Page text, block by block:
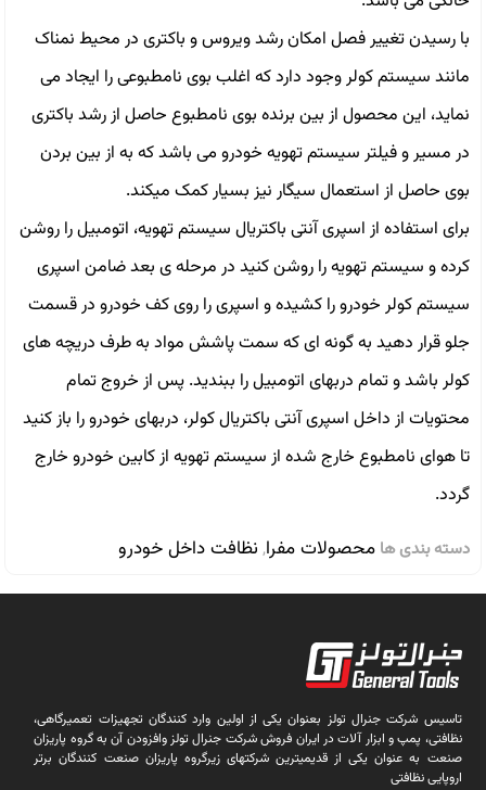
با رسيدن تغيير فصل امكان رشد ويروس و باكترى در محيط نمناک
مانند سيستم كولر وجود دارد كه اغلب بوى نامطبوعى را ايجاد مى
نمايد، اين محصول از بين برنده بوى نامطبوع حاصل از رشد باكترى
در مسير و فيلتر سيستم تهويه خودرو مى باشد كه به از بين بردن
بوى حاصل از استعمال سيگار نيز بسيار کمک ميکند.
برای استفاده از اسپری آنتی باکتریال سیستم تهویه، اتومبیل را روشن
کرده و سیستم تهویه را روشن کنید در مرحله ی بعد ضامن اسپری
سیستم کولر خودرو را کشیده و اسپری را روی کف خودرو در قسمت
جلو قرار دهید به گونه ای که سمت پاشش مواد به طرف دریچه های
کولر باشد و تمام دربهای اتومبیل را ببندید. پس از خروج تمام
محتویات از داخل اسپری آنتی باکتریال کولر، دربهای خودرو را باز کنید
تا هوای نامطبوع خارج شده از سیستم تهویه از کابین خودرو خارج
گردد.
دسته بندی ها محصولات مفرا, نظافت داخل خودرو
تاسیس شرکت جنرال تولز بعنوان یکی از اولین وارد کنندگان تجهیزات تعمیرگاهی،
نظافتی، پمپ و ابزار آلات در ایران فروش شرکت جنرال تولز وافزودن آن به گروه پاریزان
صنعت به عنوان یکی از قدیمیترین شرکتهای زیرگروه پاریزان صنعت کنندگان برتر
اروپایی نظافتی